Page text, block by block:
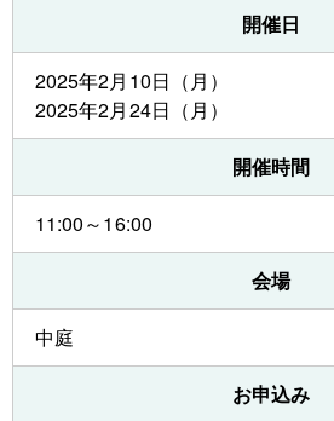
開催日
2025年2月10日（月）
2025年2月24日（月）
開催時間
11:00～16:00
会場
中庭
お申込み